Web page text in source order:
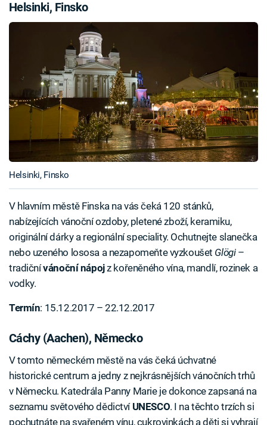
Helsinki, Finsko
Helsinki, Finsko
V hlavním městě Finska na vás čeká 120 stánků,
nabízejících vánoční ozdoby, pletené zboží, keramiku,
originální dárky a regionální speciality. Ochutnejte slanečka
nebo uzeného lososa a nezapomeňte vyzkoušet Glögi –
tradičnívánoční nápojz kořeněného vína, mandlí, rozinek a
vodky.
Termín: 15.12.2017 – 22.12.2017
Cáchy (Aachen), Německo
V tomto německém městě na vás čeká úchvatné
historické centrum a jedny z nejkrásnějších vánočních trhů
v Německu. Katedrála Panny Marie je dokonce zapsaná na
seznamu světového dědictví UNESCO. I na těchto trzích si
pochutnáte na svařeném vínu, cukrovinkách a děti si vyhrají